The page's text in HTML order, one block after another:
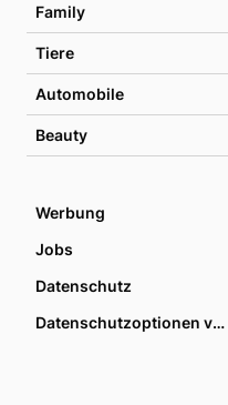
Family
Tiere
Automobile
Beauty
Werbung
Jobs
Datenschutz
Datenschutzoptionen verwalten